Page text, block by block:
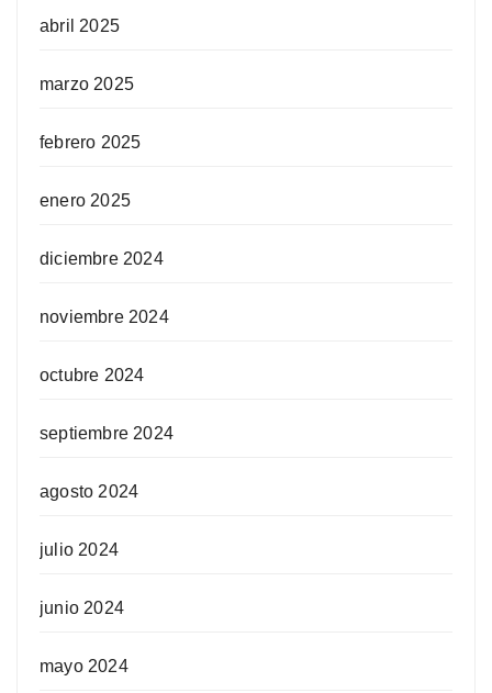
abril 2025
marzo 2025
febrero 2025
enero 2025
diciembre 2024
noviembre 2024
octubre 2024
septiembre 2024
agosto 2024
julio 2024
junio 2024
mayo 2024